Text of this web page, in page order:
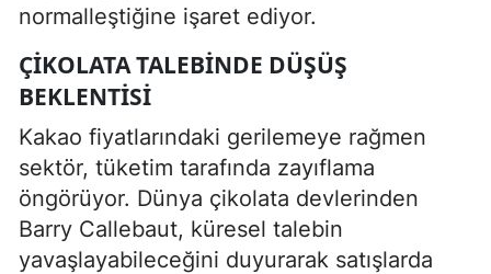
normalleştiğine işaret ediyor.
ÇIKOLATA TALEBINDE DÜŞÜŞ
BEKLENTISI
Kakao fiyatlarındaki gerilemeye rağmen
sektör, tüketim tarafında zayıflama
öngörüyor. Dünya çikolata devlerinden
Barry Callebaut, küresel talebin
yavaşlayabileceğini duyurarak satışlarda